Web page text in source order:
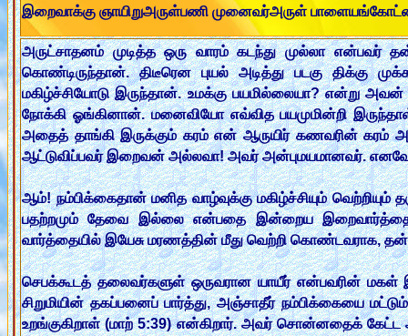
இறைவாக்கு ஞாயிறுஅருள்பணி முனைவர்அருள்
அருட்சாதனம் முடித்த ஒரு வாரம் கடந்து முல்லா
கொண்டிருந்தான். திடீரென புயல் அடித்து படகு திக்கு
மகிழ்ச்சியோடு இருந்தான். உமக்கு பயமில்லையா? என்று
நோக்கி ஓங்கினான். மனைவியோ எவ்வித பயமுமின்றி
அதைத் தாங்கி இருக்கும் கரம் என் ஆருயிர் கணவரின்
ஆட்டுவிப்பவர் இறைவன் அல்லவா! அவர் அன்புமயமானவர். எனவே
ஆம்! நம்பிக்கைதான் மனித வாழ்வுக்கு மகிழ்ச்சியும்
பதற்றமும் தேவை இல்லை என்பதை இன்றைய இறைவார்த்தை
வார்த்தையில் இயேசு மரணத்தின் மீது வெற்றி கொண்டவராக,
செபக்கூடத் தலைவர்களுள் ஒருவரான யாயீர் என்பவரின் மகள்
சிறுமியின் தகப்பனைப் பார்த்து, அஞ்சாதீர் நம்பிக்கையை மட்டும்
உறங்குகிறாள் (மாற் 5:39) என்கிறார். அவர் சொன்னதைக்